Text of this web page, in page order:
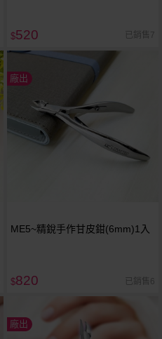
$520 已銷售7
廠出
ME5~精銳手作甘皮鉗(6mm)1入
$820 已銷售6
廠出